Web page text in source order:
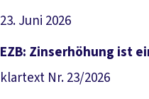
23. Juni 2026
Artikel lesen
EZB: Zinserhöhung ist
klartext Nr. 23/2026